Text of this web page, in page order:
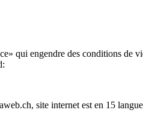
qui engendre des conditions de
site internet est en 15